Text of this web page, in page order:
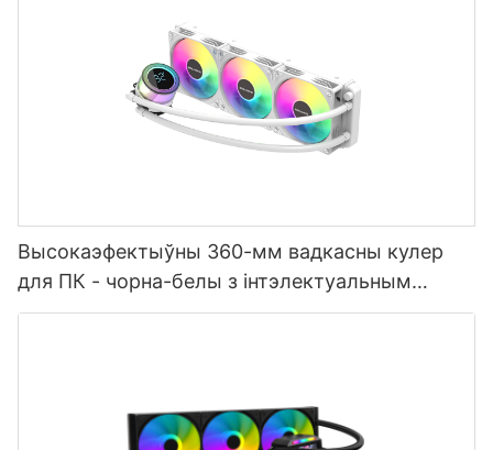
Высокаэфектыўны 360-мм вадкасны кулер
для ПК - чорна-белы з інтэлектуальным
лічбавым кантролем тэмпературы